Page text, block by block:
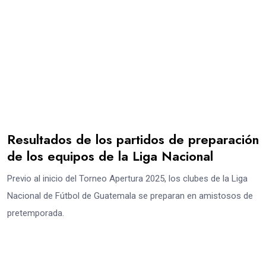
Resultados de los partidos de preparación
de los equipos de la Liga Nacional
Previo al inicio del Torneo Apertura 2025, los clubes de la Liga
Nacional de Fútbol de Guatemala se preparan en amistosos de
pretemporada.